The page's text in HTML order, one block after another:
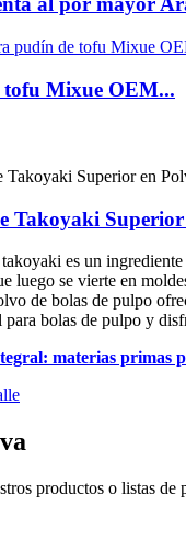
tofu Mixue OEM...
Takoyaki
es un
luego se vierte en
de bolas de pulpo
para bolas de pulpo y
materias primas
productos o listas